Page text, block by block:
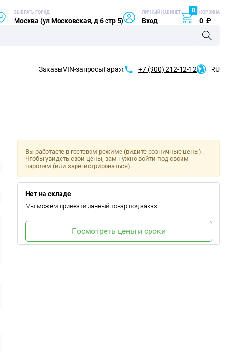
ВЫБРАТЬ ГОРОД
Москва (ул Московская, д 6 стр 5)
ЛИЧНЫЙ КАБИНЕТ
Вход
0 КОРЗИНА
0 ₽
ЗаказыVIN-запросыГараж +7 (900) 212-12-12 RU
Вы работаете в гостевом режиме (видите розничные цены).
Чтобы увидеть свои цены, вам нужно войти под своим
паролем (или зарегистрироваться).
Нет на складе
Мы можем привезти данный товар под заказ.
Посмотреть цены и сроки